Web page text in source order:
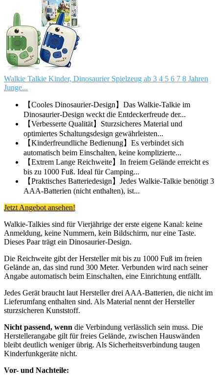
Walkie Talkie Kinder, Dinosaurier Spielzeug ab 3 4 5 6 7 8 Jahren
Junge...
【Cooles Dinosaurier-Design】Das Walkie-Talkie im
Dinosaurier-Design weckt die Entdeckerfreude der...
【Verbesserte Qualität】Sturzsicheres Material und
optimiertes Schaltungsdesign gewährleisten...
【Kinderfreundliche Bedienung】Es verbindet sich
automatisch beim Einschalten, keine komplizierte...
【Extrem Lange Reichweite】In freiem Gelände erreicht es
bis zu 1000 Fuß. Ideal für Camping...
【Praktisches Batteriedesign】Jedes Walkie-Talkie benötigt 3
AAA-Batterien (nicht enthalten), ist...
Jetzt Angebot ansehen!
Walkie-Talkies sind für Vierjährige der erste eigene Kanal: keine
Anmeldung, keine Nummern, kein Bildschirm, nur eine Taste.
Dieses Paar trägt ein Dinosaurier-Design.
Die Reichweite gibt der Hersteller mit bis zu 1000 Fuß im freien
Gelände an, das sind rund 300 Meter. Verbunden wird nach seiner
Angabe automatisch beim Einschalten, eine Einrichtung entfällt.
Jedes Gerät braucht laut Hersteller drei AAA-Batterien, die nicht im
Lieferumfang enthalten sind. Als Material nennt der Hersteller
sturzsicheren Kunststoff.
Nicht passend, wenn die Verbindung verlässlich sein muss. Die
Herstellerangabe gilt für freies Gelände, zwischen Hauswänden
bleibt deutlich weniger übrig. Als Sicherheitsverbindung taugen
Kinderfunkgeräte nicht.
Vor- und Nachteile: